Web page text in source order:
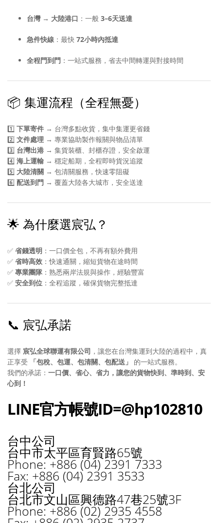
台灣 → 大陸港口 ：一般 3–6天送達
急件快線 ：最快 72小時內抵達
全程門到門 ：一站式服務，省去中間轉運與對接時間
📦 集運流程（全程無憂）
1️⃣ 下單寄件 → 台灣多點收貨，集中集運更省錢
2️⃣ 文件處理 → 專業協助製作報關與物品清單
3️⃣ 台灣出港 → 集貨裝櫃、封櫃存證，安全啟運
4️⃣ 海上運輸 → 穩定船期，全程即時貨況追蹤
5️⃣ 大陸清關 → 包清關服務，快速零阻礙
6️⃣ 配送到門 → 覆蓋大陸各大城市，安全送達
🌟 為什麼選宸弘？
✅ 省錢透明 ：一口價全包，不再有額外費用
✅ 省時高效 ：快速通關，縮短貨物在途時間
✅ 專業團隊 ：熟悉兩岸法規與操作，經驗豐富
✅ 安全到位 ：全程追蹤，確保貨物完整抵達
📞 宸弘承諾
選擇 宸弘全球聯運有限公司 ，讓您在台灣集運到大陸的過程中，真
正享受
「包稅、包運、包清關、包配送」
的一站式服務。
我們的承諾： 一口價、省心、省力，讓您的貨物快到、準時到、安
心到！
LINE官方帳號ID=@hp102810
台中公司
台中市太平區育賢路65號
Phone: +886 (04) 2391 7333
Fax: +886 (04) 2391 3533
台北公司
台北市文山區興德路47巷25號3F
Phone: +886 (02) 2935 4558